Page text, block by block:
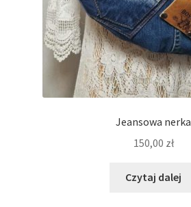
Zamówienie
Jeansowa nerka
150,00 zł
Czytaj dalej